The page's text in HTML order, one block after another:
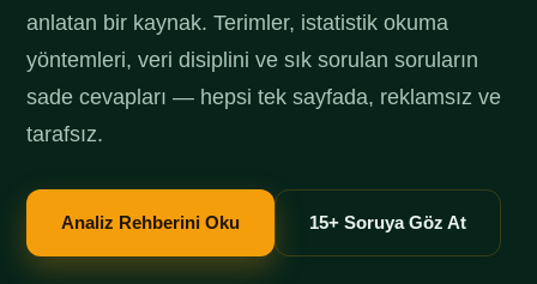
anlatan bir kaynak. Terimler, istatistik okuma
yöntemleri, veri disiplini ve sık sorulan soruların
sade cevapları — hepsi tek sayfada, reklamsız ve
tarafsız.
Analiz Rehberini Oku 15+ Soruya Göz At